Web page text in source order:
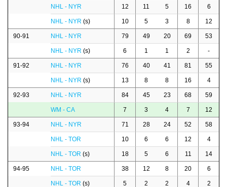
NHL - NYR 12 11 5 16 6
NHL - NYR (s) 10 5 3 8 12
90-91 NHL - NYR 79 49 20 69 53
NHL - NYR (s) 6 1 1 2 -
91-92 NHL - NYR 76 40 41 81 55
NHL - NYR (s) 13 8 8 16 4
92-93 NHL - NYR 84 45 23 68 59
WM - CA 7 3 4 7 12
93-94 NHL - NYR 71 28 24 52 58
NHL - TOR 10 6 6 12 4
NHL - TOR (s) 18 5 6 11 14
94-95 NHL - TOR 38 12 8 20 6
NHL - TOR (s) 5 2 2 4 2